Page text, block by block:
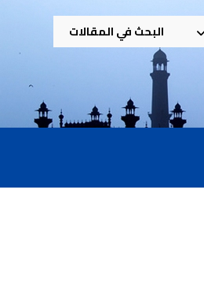
البحث في المقالات